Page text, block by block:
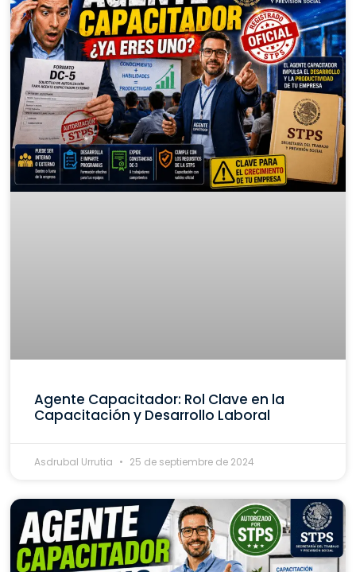
Agente Capacitador: Rol Clave en la
Capacitación y Desarrollo Laboral
Asdrubal Urrutia 25 de septiembre de 2024